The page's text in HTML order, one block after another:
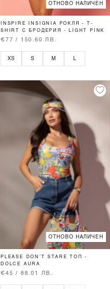
ОТНОВО НАЛИЧЕН
INSPIRE INSIGNIA РОКЛЯ - T-
SHIRT С БРОДЕРИЯ - LIGHT PINK
€77 / 150.60 ЛВ.
XS S M
ОТНОВО НАЛИЧЕН
PLEASE DON’T STARE ТОП -
DOLCE AURA
€45 / 88.01 ЛВ.